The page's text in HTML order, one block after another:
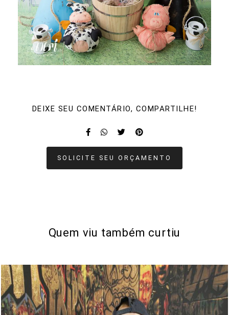
DEIXE SEU COMENTÁRIO, COMPARTILHE!
SOLICITE SEU ORÇAMENTO
Quem viu também curtiu